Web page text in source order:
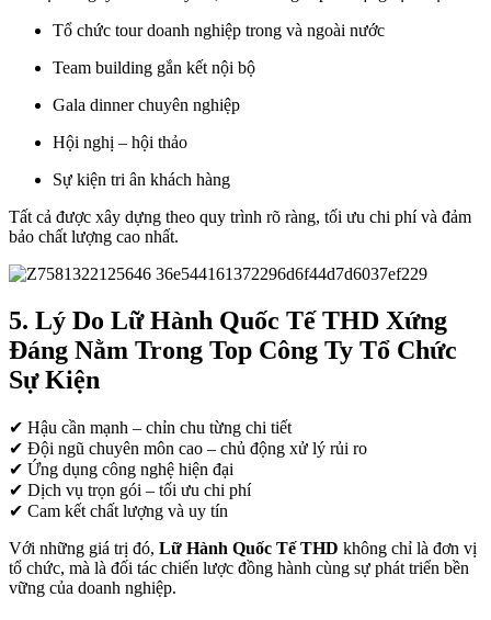
Tổ chức tour doanh nghiệp trong và ngoài nước
Team building gắn kết nội bộ
Gala dinner chuyên nghiệp
Hội nghị – hội thảo
Sự kiện tri ân khách hàng
Tất cả được xây dựng theo quy trình rõ ràng, tối ưu chi phí và đảm
bảo chất lượng cao nhất.
5. Lý Do Lữ Hành Quốc Tế THD Xứng
Đáng Nằm Trong Top Công Ty Tổ Chức
Sự Kiện
✔ Hậu cần mạnh – chỉn chu từng chi tiết
✔ Đội ngũ chuyên môn cao – chủ động xử lý rủi ro
✔ Ứng dụng công nghệ hiện đại
✔ Dịch vụ trọn gói – tối ưu chi phí
✔ Cam kết chất lượng và uy tín
Với những giá trị đó, Lữ Hành Quốc Tế THD không chỉ là đơn vị
tổ chức, mà là đối tác chiến lược đồng hành cùng sự phát triển bền
vững của doanh nghiệp.